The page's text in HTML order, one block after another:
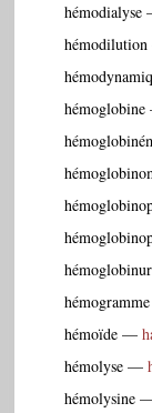
hémodialyse
hémodilution
hémoglobine
hémogramme
hémoïde —
hémolyse —
hémolysine